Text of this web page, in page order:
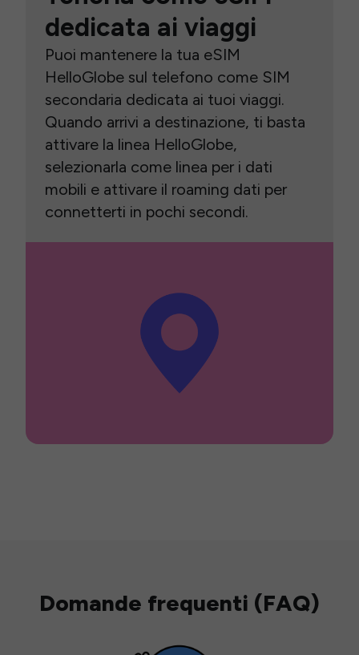
dedicata ai viaggi
Puoi mantenere la tua eSIM
HelloGlobe sul telefono come SIM
secondaria dedicata ai tuoi viaggi.
Quando arrivi a destinazione, ti basta
attivare la linea HelloGlobe,
selezionarla come linea per i dati
mobili e attivare il roaming dati per
connetterti in pochi secondi.
Domande frequenti (FAQ)